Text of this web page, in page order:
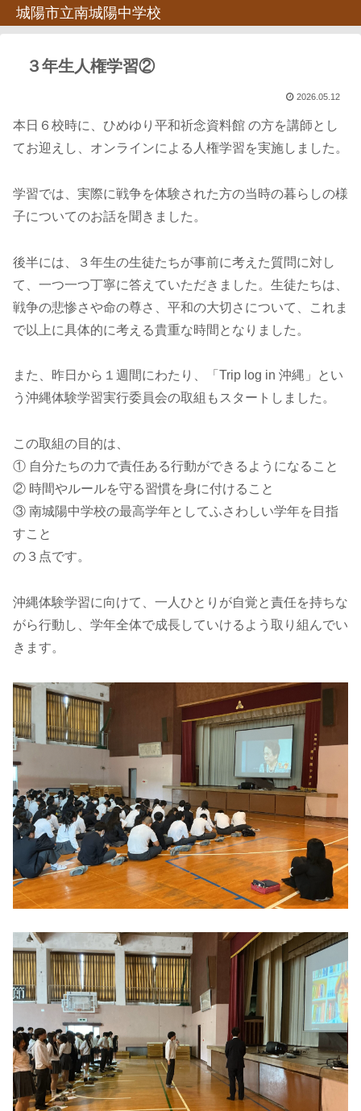
城陽市立南城陽中学校
３年生人権学習②
2026.05.12
本日６校時に、ひめゆり平和祈念資料館 の方を講師とし
てお迎えし、オンラインによる人権学習を実施しました。
学習では、実際に戦争を体験された方の当時の暮らしの様
子についてのお話を聞きました。
後半には、３年生の生徒たちが事前に考えた質問に対し
て、一つ一つ丁寧に答えていただきました。生徒たちは、
戦争の悲惨さや命の尊さ、平和の大切さについて、これま
で以上に具体的に考える貴重な時間となりました。
また、昨日から１週間にわたり、「Trip log in 沖縄」とい
う沖縄体験学習実行委員会の取組もスタートしました。
この取組の目的は、
① 自分たちの力で責任ある行動ができるようになること
② 時間やルールを守る習慣を身に付けること
③ 南城陽中学校の最高学年としてふさわしい学年を目指
すこと
の３点です。
沖縄体験学習に向けて、一人ひとりが自覚と責任を持ちな
がら行動し、学年全体で成長していけるよう取り組んでい
きます。